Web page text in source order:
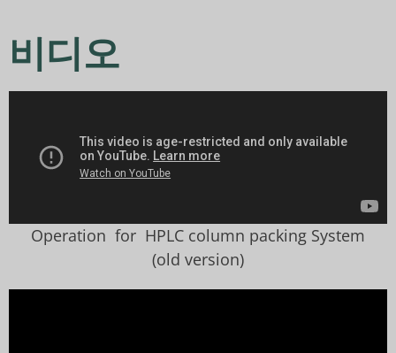
비디오
Operation for HPLC column packing System
(old version)